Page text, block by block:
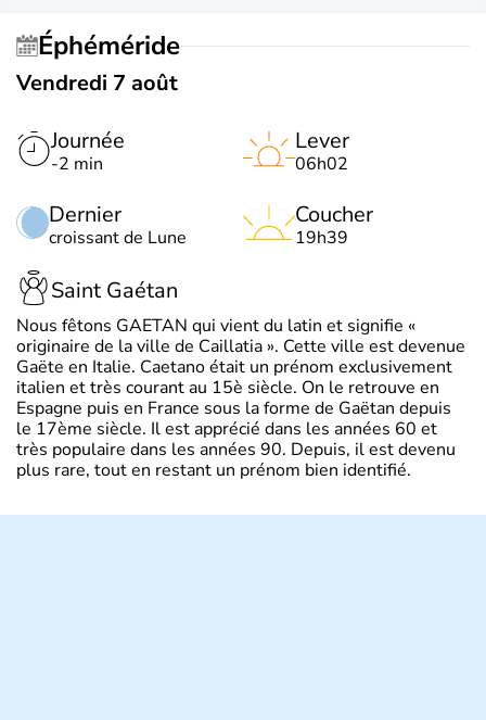
Éphéméride
Vendredi 7 août
Journée
-2 min
Dernier
croissant de Lune
Lever
06h02
Coucher
19h39
Saint Gaétan
Nous fêtons GAETAN qui vient du latin et signifie «
originaire de la ville de Caillatia ». Cette ville est devenue
Gaëte en Italie. Caetano était un prénom exclusivement
italien et très courant au 15è siècle. On le retrouve en
Espagne puis en France sous la forme de Gaëtan depuis
le 17ème siècle. Il est apprécié dans les années 60 et
très populaire dans les années 90. Depuis, il est devenu
plus rare, tout en restant un prénom bien identifié.